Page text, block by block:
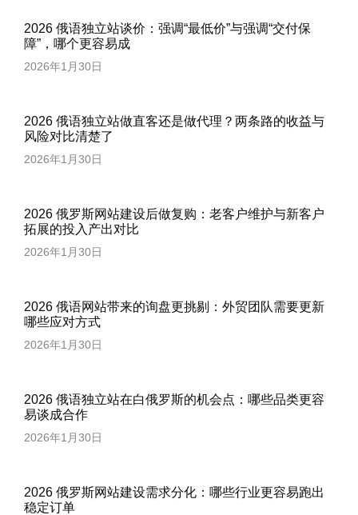
2026 俄语独立站谈价：强调“最低价”与强调“交付保
障”，哪个更容易成
2026年1月30日
2026 俄语独立站做直客还是做代理？两条路的收益与
风险对比清楚了
2026年1月30日
2026 俄罗斯网站建设后做复购：老客户维护与新客户
拓展的投入产出对比
2026年1月30日
2026 俄语网站带来的询盘更挑剔：外贸团队需要更新
哪些应对方式
2026年1月30日
2026 俄语独立站在白俄罗斯的机会点：哪些品类更容
易谈成合作
2026年1月30日
2026 俄罗斯网站建设需求分化：哪些行业更容易跑出
稳定订单